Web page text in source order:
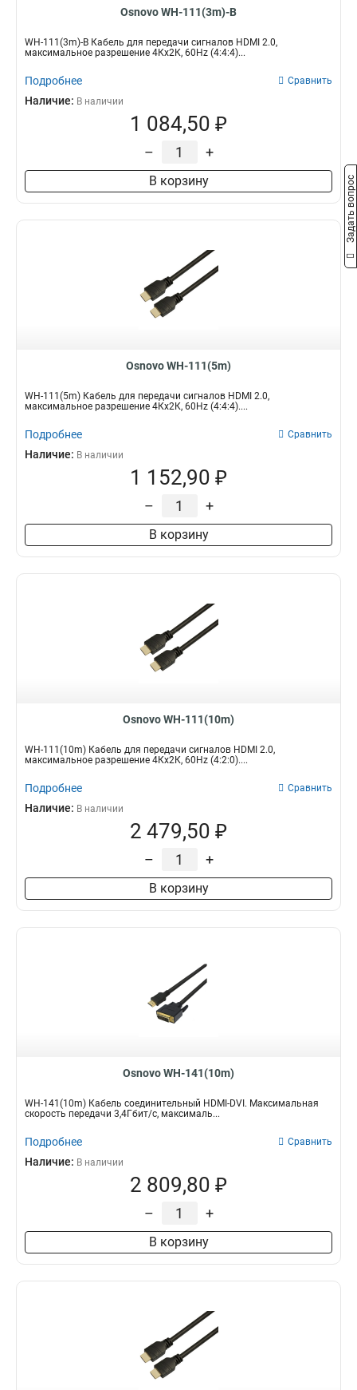
Osnovo WH-111(3m)-B
WH-111(3m)-B Кабель для передачи сигналов HDMI 2.0,
максимальное разрешение 4Кх2К, 60Hz (4:4:4)...
Подробнее Сравнить
Наличие: В наличии
1 084,50 ₽
– +
В корзину
Osnovo WH-111(5m)
WH-111(5m) Кабель для передачи сигналов HDMI 2.0,
максимальное разрешение 4Кх2К, 60Hz (4:4:4)....
Подробнее Сравнить
Наличие: В наличии
1 152,90 ₽
– +
В корзину
Osnovo WH-111(10m)
WH-111(10m) Кабель для передачи сигналов HDMI 2.0,
максимальное разрешение 4Кх2К, 60Hz (4:2:0)....
Подробнее Сравнить
Наличие: В наличии
2 479,50 ₽
– +
В корзину
Osnovo WH-141(10m)
WH-141(10m) Кабель соединительный HDMI-DVI. Максимальная
скорость передачи 3,4Гбит/с, максималь...
Подробнее Сравнить
Наличие: В наличии
2 809,80 ₽
– +
В корзину
Задать вопрос